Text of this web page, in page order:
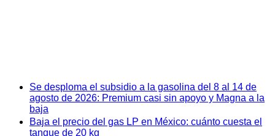
Se desploma el subsidio a la gasolina del 8 al 14 de
agosto de 2026: Premium casi sin apoyo y Magna a la
baja
Baja el precio del gas LP en México: cuánto cuesta el
tanque de 20 kg